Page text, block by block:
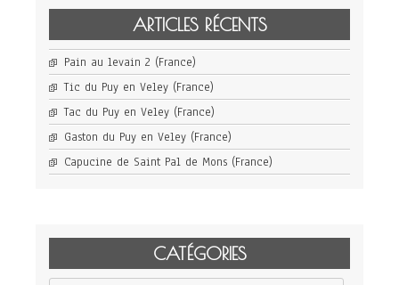
ARTICLES RÉCENTS
Pain au levain 2 (France)
Tic du Puy en Veley (France)
Tac du Puy en Veley (France)
Gaston du Puy en Veley (France)
Capucine de Saint Pal de Mons (France)
CATÉGORIES